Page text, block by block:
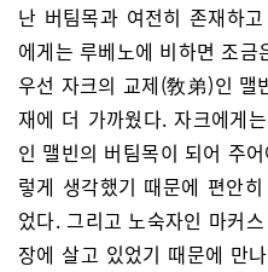
난 버팀목과 여전히 존재하
에게는 루베노에 비하면 조
우선 자크의 교제(敎弟)인 맬
재에 더 가까웠다. 자크에게
인 맬빈의 버팀목이 되어 주
렇게 생각했기 때문에 편안
었다. 그리고 노숙자인 마커
장에 살고 있었기 때문에 만